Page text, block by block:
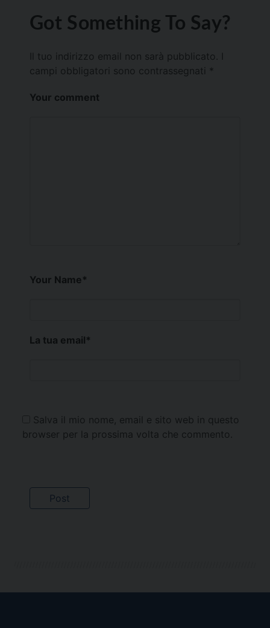
Got Something To Say?
Il tuo indirizzo email non sarà pubblicato.
campi obbligatori sono contrassegnati *
Your comment
Your Name*
La tua email*
Salva il mio nome, email e sito web in questo
browser per la prossima volta che commento.